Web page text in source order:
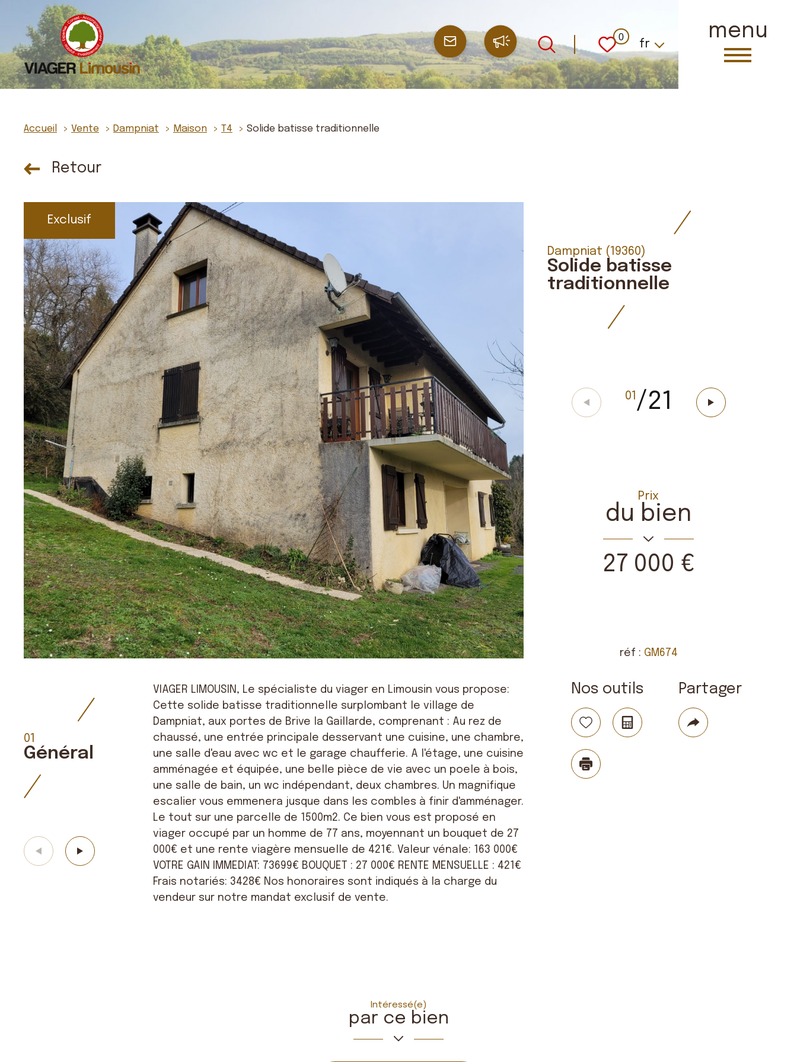
menu
0 Langue
fr
Accueil Vente Dampniat Maison T4 Solide batisse traditionnelle
Retour
Exclusif
Dampniat (19360)
Solide batisse
traditionnelle
01 /21
Prix
du bien
27 000 €
réf : GM674
01
Général
VIAGER LIMOUSIN, Le spécialiste du viager en Limousin vous propose:
Cette solide batisse traditionnelle surplombant le village de
Dampniat, aux portes de Brive la Gaillarde, comprenant : Au rez de
chaussé, une entrée principale desservant une cuisine, une chambre,
une salle d'eau avec wc et le garage chaufferie. A l'étage, une cuisine
amménagée et équipée, une belle pièce de vie avec un poele à bois,
une salle de bain, un wc indépendant, deux chambres. Un magnifique
escalier vous emmenera jusque dans les combles à finir d'amménager.
Le tout sur une parcelle de 1500m2. Ce bien vous est proposé en
viager occupé par un homme de 77 ans, moyennant un bouquet de 27
000€ et une rente viagère mensuelle de 421€. Valeur vénale: 163 000€
VOTRE GAIN IMMEDIAT: 73699€ BOUQUET : 27 000€ RENTE MENSUELLE : 421€
Frais notariés: 3428€ Nos honoraires sont indiqués à la charge du
vendeur sur notre mandat exclusif de vente.
Plus d'infos
Code postal
19360
Nos outils
SélectionnerCalculatrice
Imprimer
Partager
Plus
de
Intéressé(e)
par ce bien